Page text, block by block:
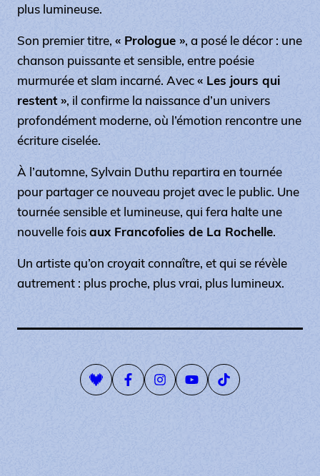
plus lumineuse.
Son premier titre, « Prologue », a posé le décor : une
chanson puissante et sensible, entre poésie
murmurée et slam incarné. Avec« Les jours qui
restent », il confirme la naissance d’un univers
profondément moderne, où l’émotion rencontre une
écriture ciselée.
À l’automne, Sylvain Duthu repartira en tournée
pour partager ce nouveau projet avec le public. Une
tournée sensible et lumineuse, qui fera halte une
nouvelle foisaux Francofolies de La Rochelle.
Un artiste qu’on croyait connaître, et qui se révèle
autrement : plus proche, plus vrai, plus lumineux.
Playlist Deezer
Page Facebook
Compte Instagram
Page Youtube
Compte Tiktok